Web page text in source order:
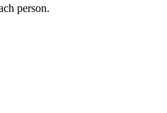
person.